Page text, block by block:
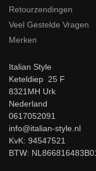
Retourzendingen
Veel Gestelde Vragen
Merken
Italian Style
Keteldiep 25 F
8321MH Urk
Nederland
0617052091
info@italian-style.nl
KvK: 94547521
BTW: